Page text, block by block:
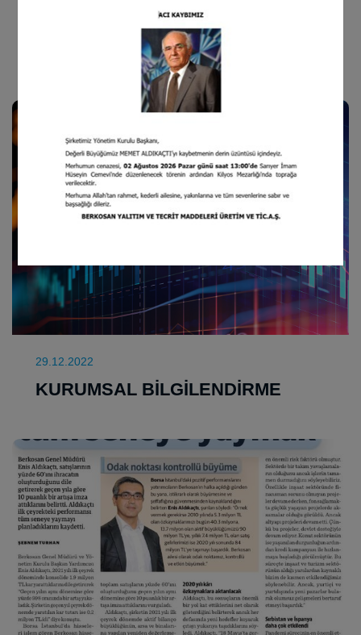
KURUMSAL BİLGİLENDİRME
29.12.2022
KURUMSAL BİLGİLENDİRME